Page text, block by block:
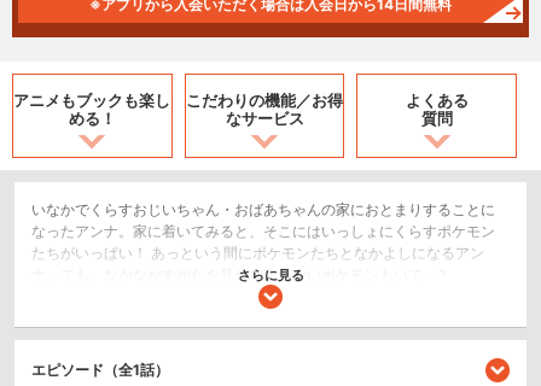
※アプリから入会いただく場合は入会日から14日間無料
アニメもブックも楽し
める！
こだわりの機能／お得
なサービス
よくある
質問
いなかでくらすおじいちゃん・おばあちゃんの家におとまりすることに
なったアンナ。家に着いてみると、そこにはいっしょにくらすポケモン
たちがいっぱい！ あっという間にポケモンたちとなかよしになるアン
ナ。でも、なかなかすがたを見せてくれないポケモンもいて…？
キッズ/ファミリー
SF/ファンタジー
さらに見る
エピソード（全1話）